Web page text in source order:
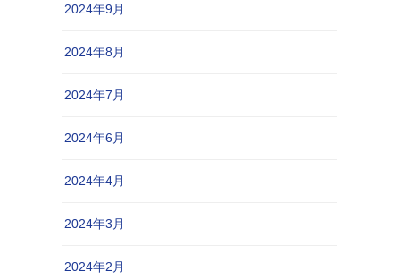
2024年9月
2024年8月
2024年7月
2024年6月
2024年4月
2024年3月
2024年2月